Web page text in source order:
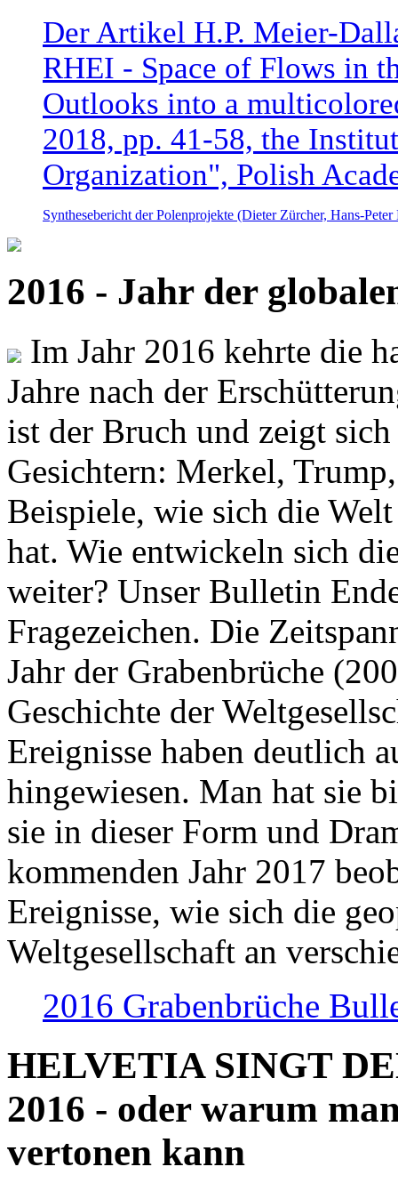
Der Artikel H.P. Meier-
RHEI - Space of Flows in
Outlooks into a
2018, pp. 41-58, the
Organization", Polish
Synthesebericht der Polenprojekte (Dieter Zürcher, Hans-
2016 - Jahr der
Im Jahr 2016 kehrte die
Jahre nach der
ist der Bruch und zeigt
Gesichtern: Merkel,
Beispiele, wie sich die
hat. Wie entwickeln sich
weiter? Unser Bulletin
Fragezeichen. Die
Jahr der Grabenbrüche
Geschichte der
Ereignisse haben deutlich
hingewiesen. Man hat sie
sie in dieser Form und
kommenden Jahr 2017
Ereignisse, wie sich die
Weltgesellschaft an
2016 Grabenbrüche
HELVETIA SINGT
2016 - oder warum
vertonen kann